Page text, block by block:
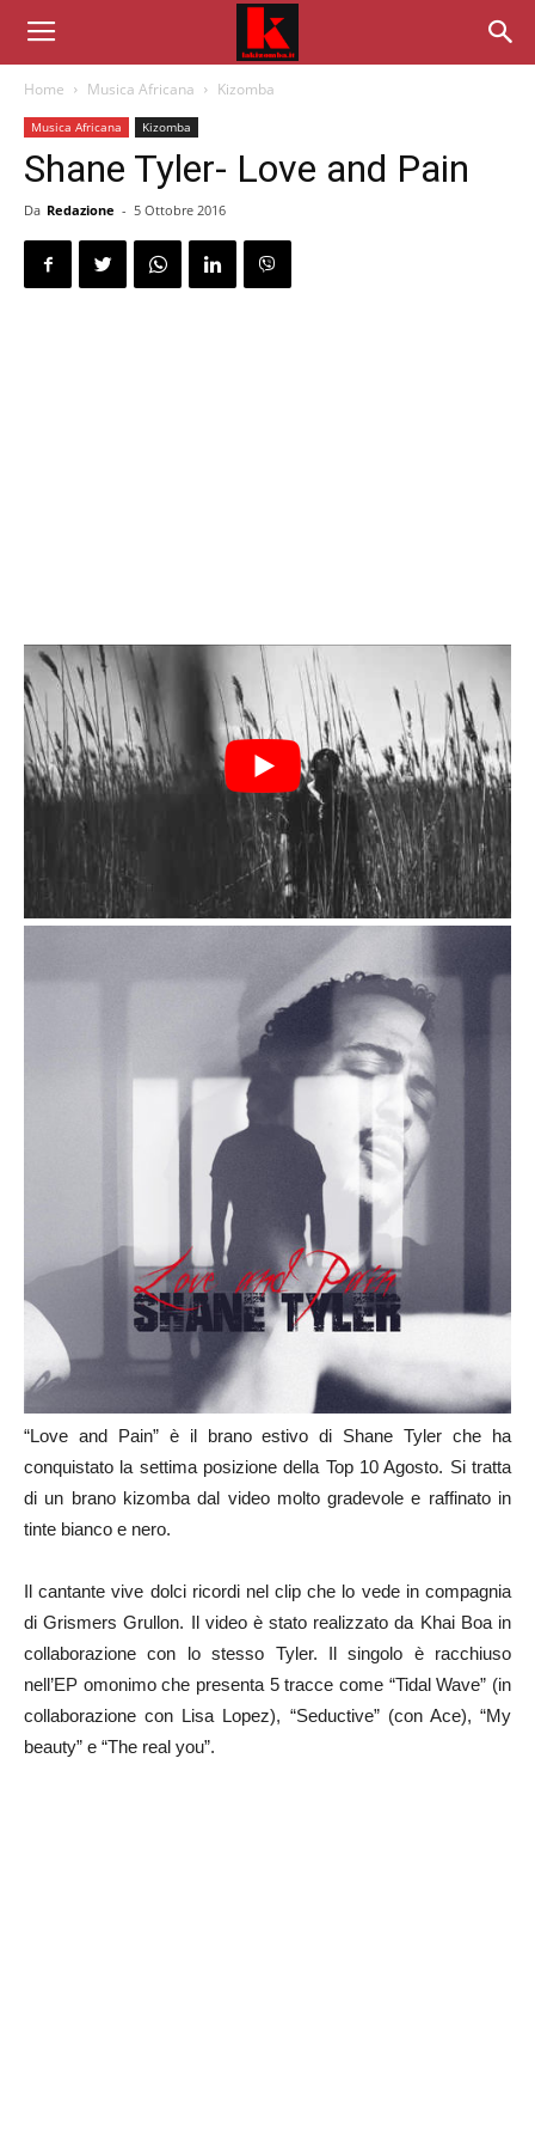
Home Musica Africana Kizomba
Musica Africana Kizomba
Shane Tyler- Love and Pain
Da Redazione - 5 Ottobre 2016
“Love and Pain” è il brano estivo di Shane Tyler che ha
conquistato la settima posizione della Top 10 Agosto. Si tratta
di un brano kizomba dal video molto gradevole e raffinato in
tinte bianco e nero.
Il cantante vive dolci ricordi nel clip che lo vede in compagnia
di Grismers Grullon. Il video è stato realizzato da Khai Boa in
collaborazione con lo stesso Tyler. Il singolo è racchiuso
nell’EP omonimo che presenta 5 tracce come “Tidal Wave” (in
collaborazione con Lisa Lopez), “Seductive” (con Ace), “My
beauty” e “The real you”.